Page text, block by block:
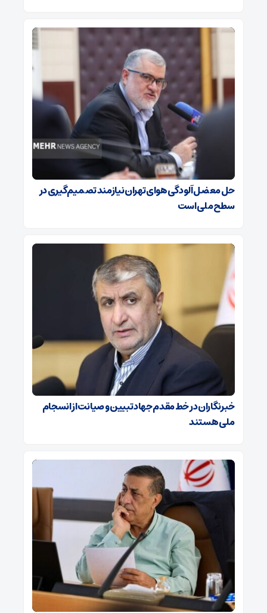
حل معضل آلودگی هوای تهران نیازمند تصمیم‌گیری در
سطح ملی است
خبرنگاران در خط مقدم جهاد تبیین و صیانت از انسجام
ملی هستند